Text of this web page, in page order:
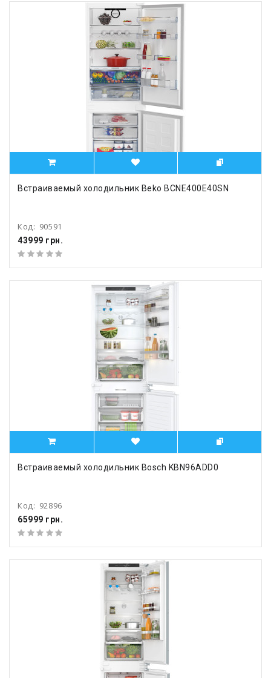
Встраиваемый холодильник Beko BCNE400E40SN
Код: 90591
43999 грн.
Встраиваемый холодильник Bosch KBN96ADD0
Код: 92896
65999 грн.